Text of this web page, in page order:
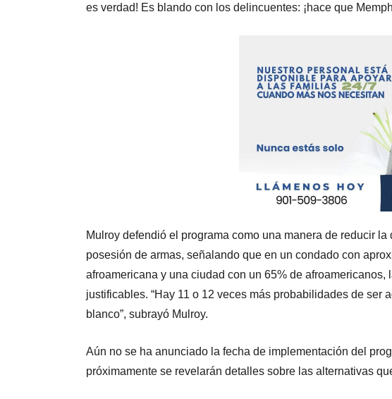
es verdad! Es blando con los delincuentes: ¡hace que
Mulroy defendió el programa como una manera de reducir
posesión de armas, señalando que en un condado con
afroamericana y una ciudad con un 65% de
justificables. “Hay 11 o 12 veces más probabilidades de ser
blanco”, subrayó Mulroy.
Aún no se ha anunciado la fecha de implementación del
próximamente se revelarán detalles sobre las alternativas